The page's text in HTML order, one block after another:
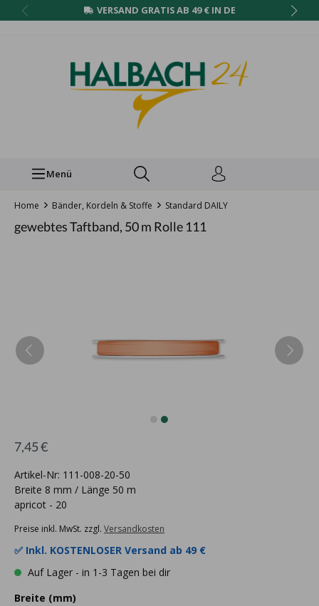
VERSAND GRATIS AB 49 € IN DE
Menü
Home Bänder, Kordeln & Stoffe Standard DAILY
gewebtes Taftband, 50 m Rolle 111
7,45 €
Artikel-Nr: 111-008-20-50
Breite 8 mm / Länge 50 m
apricot - 20
Preise inkl. MwSt. zzgl. Versandkosten
✅ Inkl. KOSTENLOSER Versand ab 49 €
Auf Lager - in 1-3 Tagen bei dir
Breite (mm)